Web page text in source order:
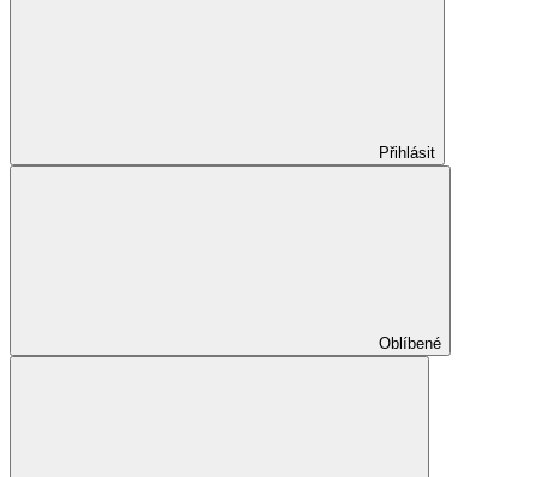
Přihlásit
Oblíbené